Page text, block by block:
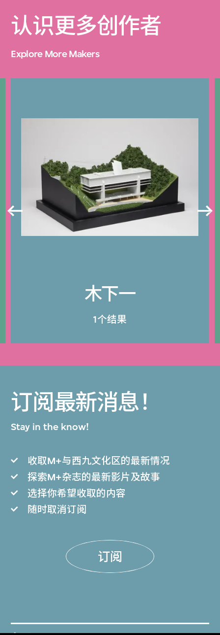
认识更多创作者
Explore More Makers
木下一
1个结果
订阅最新消息！
Stay in the know!
收取M+与西九文化区的最新情况
探索M+杂志的最新影片及故事
选择你希望收取的内容
随时取消订阅
订阅